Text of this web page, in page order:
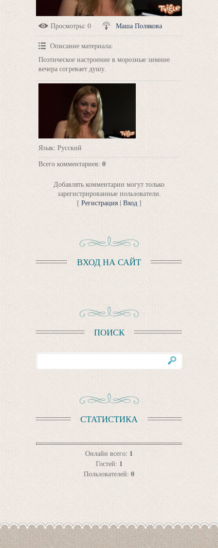
Просмотры: 0 Маша Полякова
Описание материала:
Поэтическое настроение в морозные зимние
вечера согревает душу.
Язык: Русский
Всего комментариев: 0
Добавлять комментарии могут только
зарегистрированные пользователи.
[ Регистрация| Вход]
ВХОД НА САЙТ
ПОИСК
СТАТИСТИКА
Онлайн всего: 1
Гостей: 1
Пользователей: 0